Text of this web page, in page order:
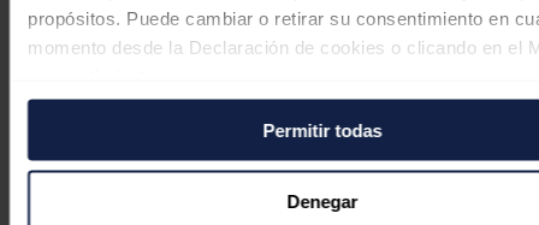
propósitos. Puede cambiar o retirar su consentimiento en
momento desde la Declaración de cookies o clicando en el
Si lo permite, también quisiéramos:
Recopilar información sobre su ubicación geográfica
puede tener una precisión de varios metros
Permitir todas
Denegar